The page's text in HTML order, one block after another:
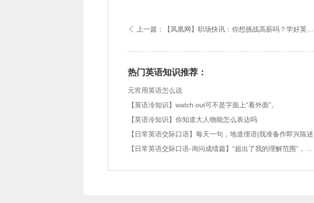
 上一篇：【凤凰网】职场快讯：你想挑战高薪吗？学好英语即可！
热门英语知识推荐：
元宵用英语怎么说
【英语冷知识】watch out可不是字面上“看外面”。
【英语冷知识】你知道大人物能怎么表达吗
【日常英语交际口语】每天一句，地道俚语|我准备作即兴陈述